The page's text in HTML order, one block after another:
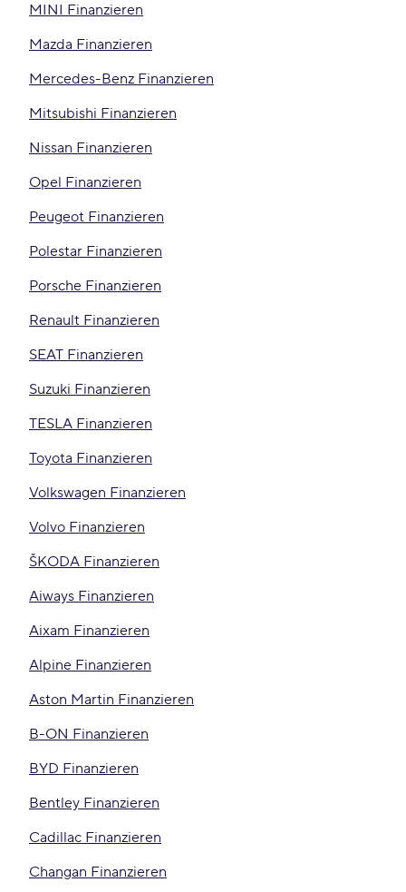
MINI Finanzieren
Mazda Finanzieren
Mercedes-Benz Finanzieren
Mitsubishi Finanzieren
Nissan Finanzieren
Opel Finanzieren
Peugeot Finanzieren
Polestar Finanzieren
Porsche Finanzieren
Renault Finanzieren
SEAT Finanzieren
Suzuki Finanzieren
TESLA Finanzieren
Toyota Finanzieren
Volkswagen Finanzieren
Volvo Finanzieren
ŠKODA Finanzieren
Aiways Finanzieren
Aixam Finanzieren
Alpine Finanzieren
Aston Martin Finanzieren
B-ON Finanzieren
BYD Finanzieren
Bentley Finanzieren
Cadillac Finanzieren
Changan Finanzieren